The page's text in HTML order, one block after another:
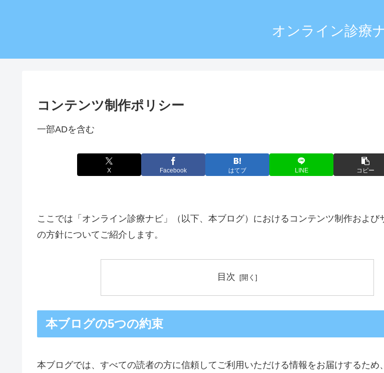
オンライン診療
コンテンツ制作ポリシー
一部ADを含む
X Facebook はてブ LINE コピー
ここでは「オンライン診療ナビ」（以下、本ブログ）におけるコンテンツ制作および
の方針についてご紹介します。
目次
本ブログの5つの約束
本ブログでは、すべての読者の方に信頼してご利用いただける情報をお届けするため